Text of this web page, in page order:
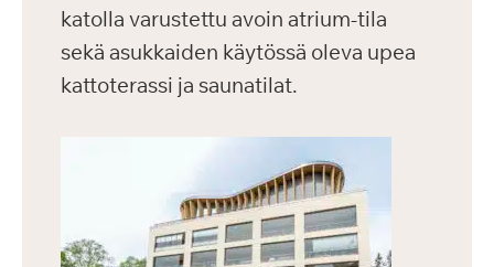
katolla varustettu avoin atrium-tila
sekä asukkaiden käytössä oleva upea
kattoterassi ja saunatilat.